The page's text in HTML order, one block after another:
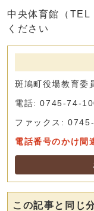
中央体育館（
ください
斑鳩町役場教育委
電話: 0745-74-
ファックス:
電話番号のかけ間
この記事と同じ